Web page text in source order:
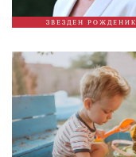
ЗВЕЗДЕН РОЖДЕНИК